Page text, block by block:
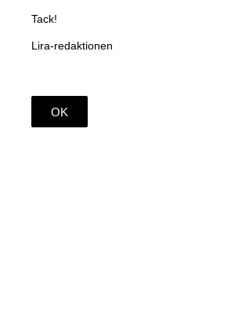
Tack!
Lira-redaktionen
OK